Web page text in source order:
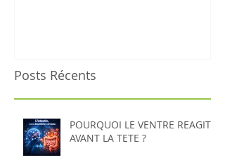
Posts Récents
POURQUOI LE VENTRE REAGIT
AVANT LA TETE ?